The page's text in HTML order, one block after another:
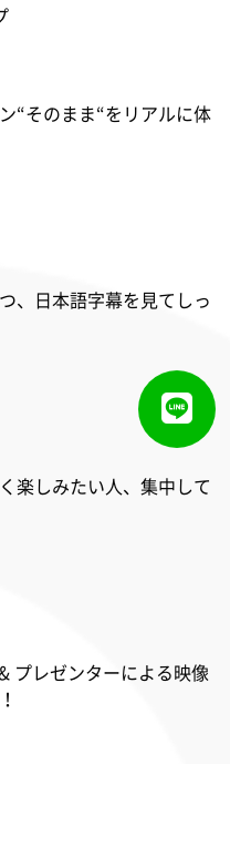
“そのまま“をリアルに体
、日本語字幕を見てしっ
楽しみたい人、集中して
プレゼンターによる映像